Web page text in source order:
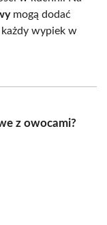
mogą dodać
wypiek w
z owocami?